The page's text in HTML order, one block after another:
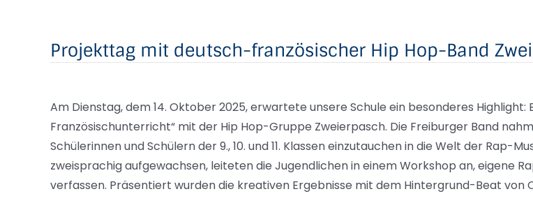
Projekttag mit deutsch-französischer Hip Hop-Band
Am Dienstag, dem 14. Oktober 2025, erwartete unsere Schule ein besonderes
Französischunterricht“ mit der Hip Hop-Gruppe Zweierpasch. Die Freiburger Band
Schülerinnen und Schülern der 9., 10. und 11. Klassen einzutauchen in die Welt der Rap-
zweisprachig aufgewachsen, leiteten die Jugendlichen in einem Workshop an, eigene
verfassen. Präsentiert wurden die kreativen Ergebnisse mit dem Hintergrund-Beat von